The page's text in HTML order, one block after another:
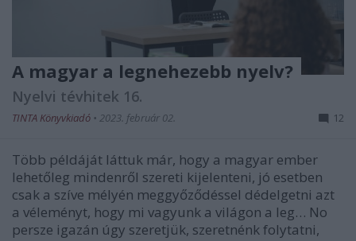
A magyar a legnehezebb nyelv?
Nyelvi tévhitek 16.
TINTA Könyvkiadó • 2023. február 02. 12
Több példáját láttuk már, hogy a magyar ember
lehetőleg mindenről szereti kijelenteni, jó esetben
csak a szíve mélyén meggyőződéssel dédelgetni azt
a véleményt, hogy mi vagyunk a világon a leg… No
persze igazán úgy szeretjük, szeretnénk folytatni,